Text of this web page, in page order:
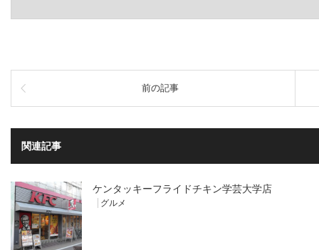
前の記事
関連記事
ケンタッキーフライドチキン学芸大学店
グルメ